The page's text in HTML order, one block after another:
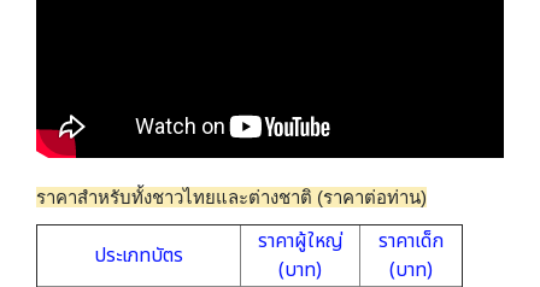
ราคาสำหรับทั้งชาวไทยและต่างชาติ (ราคาต่อท่าน)
ประเภทบัตร
ราคาผู้ใหญ่
(บาท)
ราคาเด็ก
(บาท)